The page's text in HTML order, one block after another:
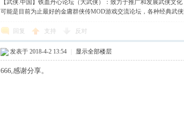
【武侠.中国】铁血丹心论坛（大武侠）：致力于推广和发展武侠文
可能是目前为止最好的金庸群侠传MOD游戏交流论坛，各种经典武
回复 支持 反对
发表于 2018-4-2 13:54 显示全部楼层
666,感谢分享。